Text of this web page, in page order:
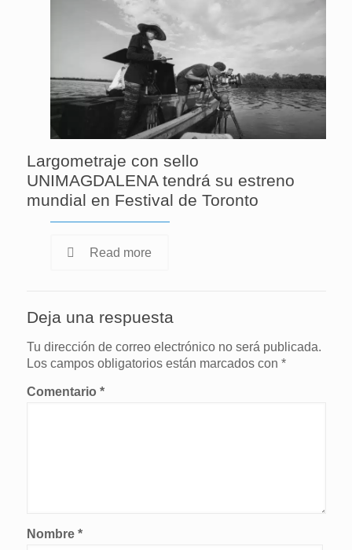
Largometraje con sello
UNIMAGDALENA tendrá su estreno
mundial en Festival de Toronto
Read more
Deja una respuesta
Tu dirección de correo electrónico no será publicada.
Los campos obligatorios están marcados con *
Comentario *
Nombre *